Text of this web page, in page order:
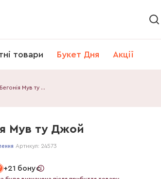
товари Букет Дня Акції
Бегонія Мув ту Джой
Мув ту Джой
Артикул: 24573
+21 бонус